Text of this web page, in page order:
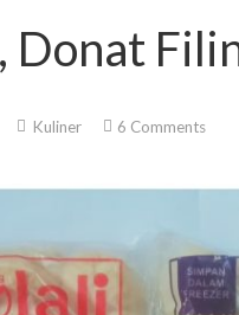
Kuliner 6 Comments